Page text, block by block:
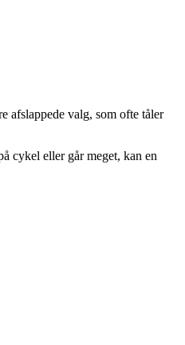
afslappede valg, som ofte tåler
cykel eller går meget, kan en